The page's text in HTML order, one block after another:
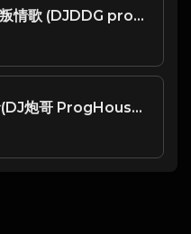
陈羽凡 & 信 - 背叛情歌 (DJDDG prog house Mix)2022
陈小春 相依为命(DJ炮哥 ProgHouse Mix 粤语男)